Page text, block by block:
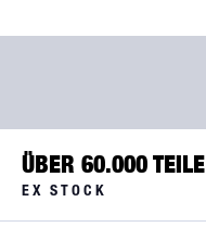
ÜBER 60.000 TEILE
EX STOCK